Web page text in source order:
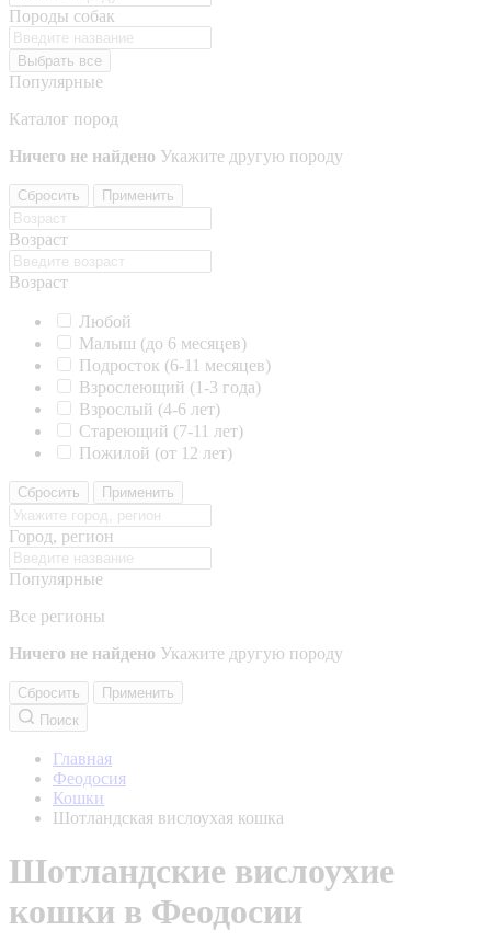
Породы собак
Выбрать все
Популярные
Каталог пород
Ничего не найдено Укажите другую породу
Сбросить Применить
Возраст
Возраст
Любой
Малыш (до 6 месяцев)
Подросток (6-11 месяцев)
Взрослеющий (1-3 года)
Взрослый (4-6 лет)
Стареющий (7-11 лет)
Пожилой (от 12 лет)
Сбросить Применить
Город, регион
Популярные
Все регионы
Ничего не найдено Укажите другую породу
Сбросить
Применить
Поиск
Главная
Феодосия
Кошки
Шотландская вислоухая кошка
Шотландские вислоухие
кошки в Феодосии